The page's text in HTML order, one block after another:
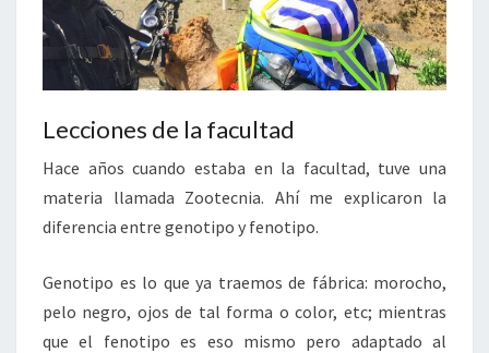
Lecciones de la facultad
Hace años cuando estaba en la facultad, tuve una
materia llamada Zootecnia. Ahí me explicaron la
diferencia entre genotipo y fenotipo.
Genotipo es lo que ya traemos de fábrica: morocho,
pelo negro, ojos de tal forma o color, etc; mientras
que el fenotipo es eso mismo pero adaptado al